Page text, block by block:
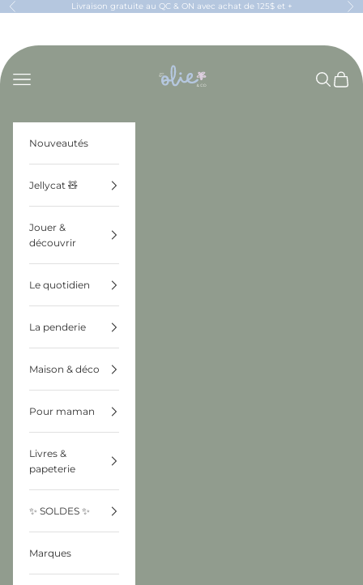
Passer au contenu
Précédent Livraison gratuite au QC & ON avec achat de 125$ et +
Menu
Panier
Nouveautés
Jellycat 🧸
Jouer &
découvrir
Le quotidien
La penderie
Maison & déco
Pour maman
Livres &
papeterie
✨ SOLDES ✨
Marques